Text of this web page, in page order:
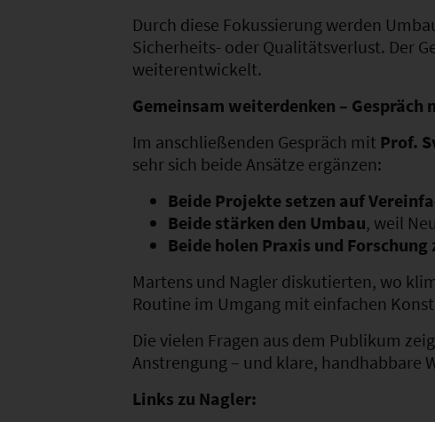
Durch diese Fokussierung werden
Sicherheits- oder Qualitätsverlust. Der
weiterentwickelt.
Gemeinsam weiterdenken – Gespräch
Im anschließenden Gespräch mit Prof.
sehr sich beide Ansätze ergänzen:
Beide Projekte setzen auf
Beide stärken den Umbau, weil
Beide holen Praxis und Forschung
Martens und Nagler diskutierten, wo
Routine im Umgang mit einfachen
Die vielen Fragen aus dem Publikum
Anstrengung – und klare, handhabbare
Links zu Nagler: